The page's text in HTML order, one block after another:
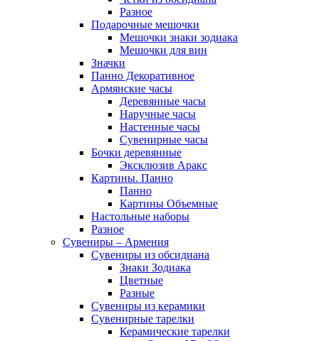
Разное
Подарочные мешочки
Мешочки знаки зодиака
Мешочки для вин
Значки
Панно Декоративное
Армянские часы
Деревянные часы
Наручные часы
Настенные часы
Сувенирные часы
Бочки деревянные
Эксклюзив Аракс
Картины. Панно
Панно
Картины Объемные
Настольные наборы
Разное
Сувениры – Армения
Сувениры из обсидиана
Знаки Зодиака
Цветные
Разные
Сувениры из керамики
Сувенирные тарелки
Керамические тарелки